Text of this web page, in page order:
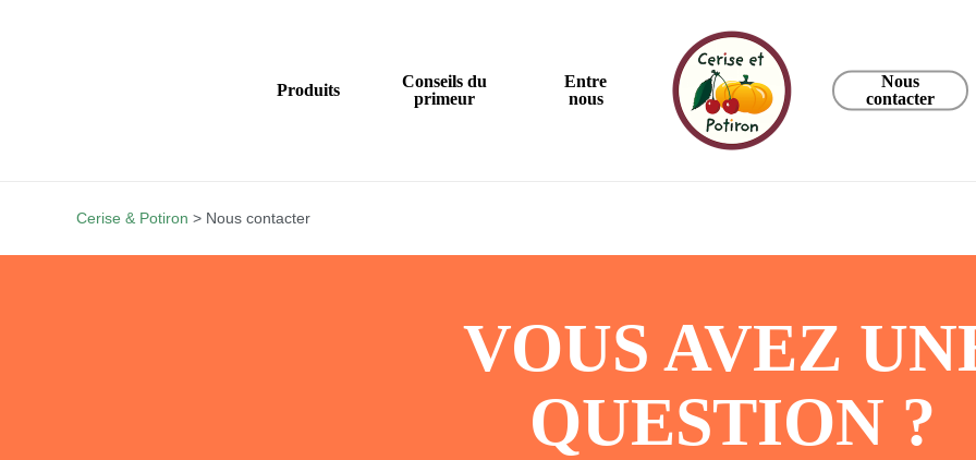
Produits
Conseils du
primeur
Entre
nous
Nous
contacter
Cerise & Potiron > Nous contacter
VOUS AVEZ
QUESTION ?